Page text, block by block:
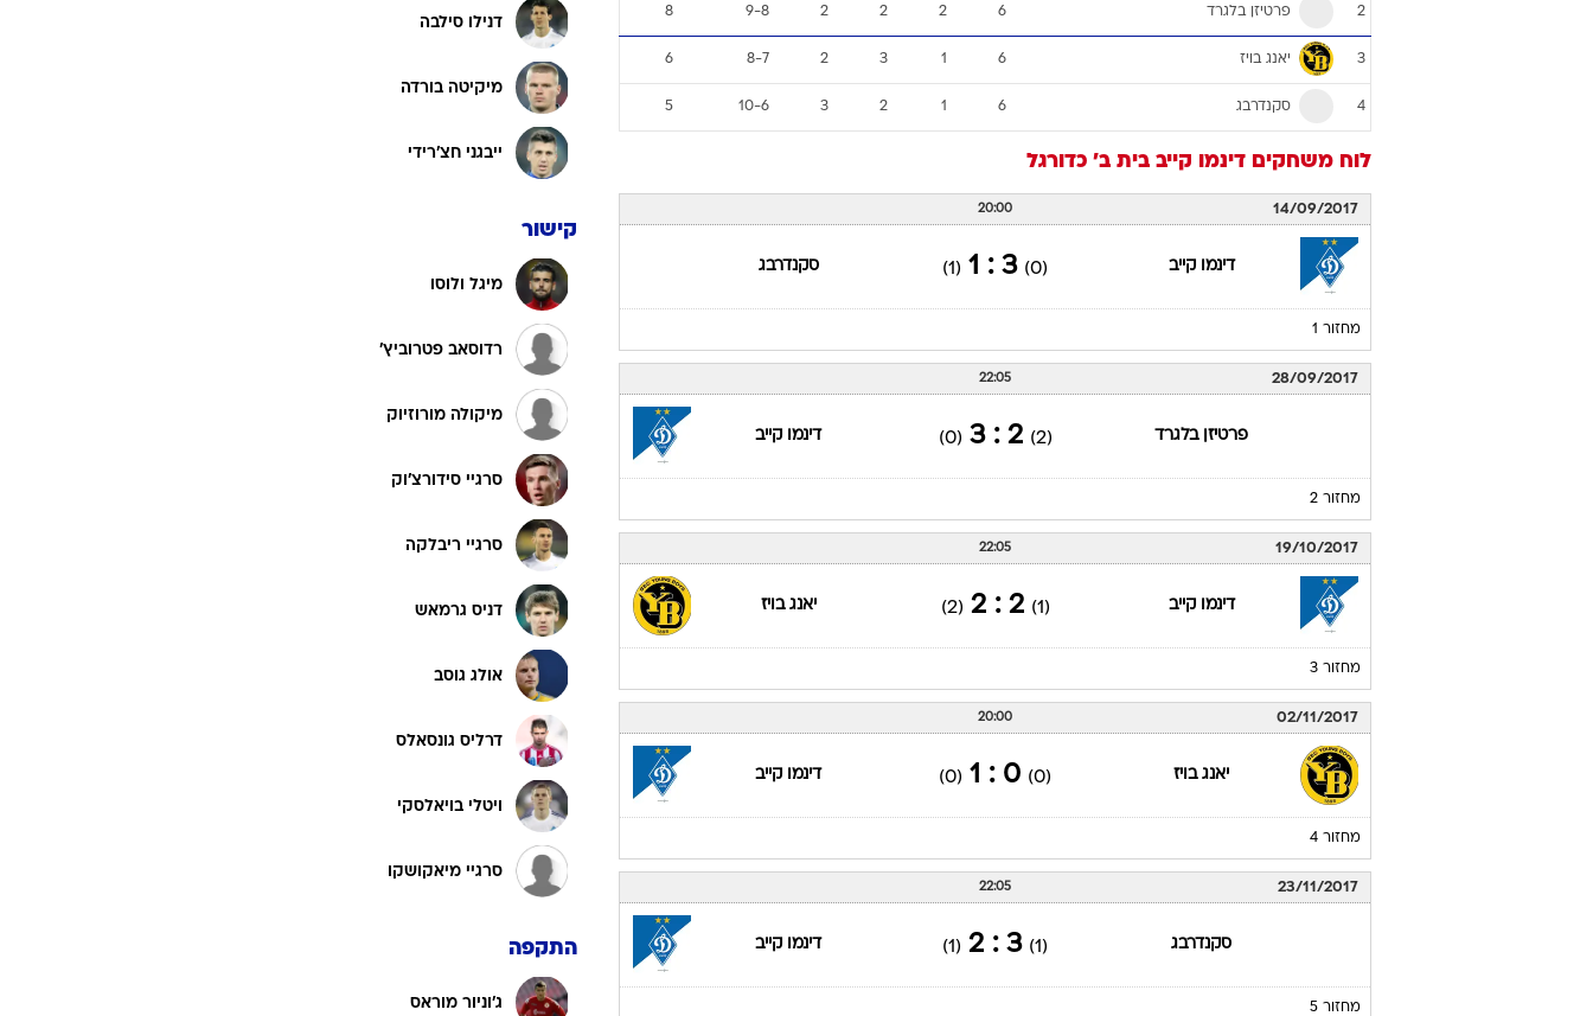
ענפים נוספים
לוח שידורים
החידה של ספורט1
ארכיון מדורים
4-4-2
סוגרים שנה
לונדון 2012
רוגבי וקריקט
ביליארד
2 פרטיזן בלגרד 6
2
2
2
9-8
8
3 יאנג בויז 6
1
3
2
8-7
6
4 סקנדרבג 6
1
2
3
10-6
5
לוח משחקים דינמו קייב בית ב' כדורגל
14/09/2017
20:00
דינמו קייב (0)
3 : 1
(1) סקנדרבג
מחזור 1
28/09/2017
22:05
פרטיזן בלגרד (2)
2 : 3
(0) דינמו קייב
מחזור 2
19/10/2017
22:05
דינמו קייב (1)
2 : 2
(2) יאנג בויז
מחזור 3
02/11/2017
20:00
יאנג בויז (0)
0 : 1
(0) דינמו קייב
מחזור 4
23/11/2017
22:05
סקנדרבג (1)
3 : 2
(1) דינמו קייב
מחזור 5
דנילו סילבה
מיקיטה בורדה
ייבגני חצ'רידי
קישור
מיגל ולוסו
רדוסאב פטרוביץ'
מיקולה מורוזיוק
סרגיי סידורצ'וק
סרגיי ריבלקה
דניס גרמאש
אולג גוסב
דרליס גונסאלס
ויטלי בויאלסקי
סרגיי מיאקושקו
התקפה
ג'וניור מוראס